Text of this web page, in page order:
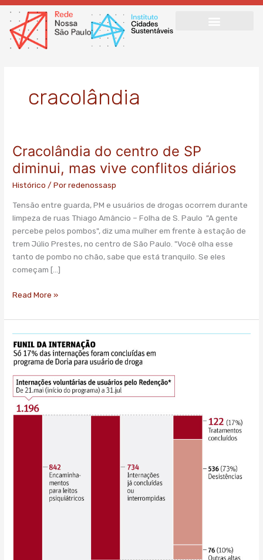
Ir
para
conteúdo
cracolândia
Cracolândia do centro de SP
diminui, mas vive conflitos diários
Histórico / Porredenossasp
Tensão entre guarda, PM e usuários de drogas ocorrem durante
limpeza de ruas Thiago Amâncio – Folha de S. Paulo "A gente
percebe pelos pombos", diz uma mulher em frente à estação de
trem Júlio Prestes, no centro de São Paulo. "Você olha esse
tanto de pombo no chão, sabe que está tranquilo. Se eles
começam […]
Cracolândia
do
centro
de
Read More »
17%
concluem
internação
em
ação
anticrack